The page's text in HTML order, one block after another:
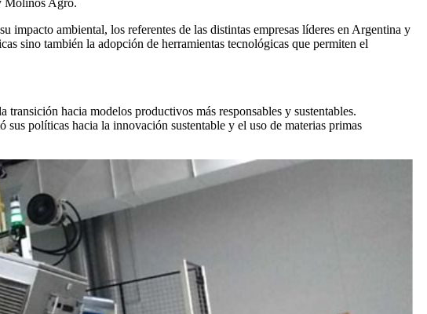
Molinos Agro.
impacto ambiental, los referentes de las distintas empresas líderes en Argentina y
sino también la adopción de herramientas tecnológicas que permiten el
hacia modelos productivos más responsables y sustentables.
políticas hacia la innovación sustentable y el uso de materias primas